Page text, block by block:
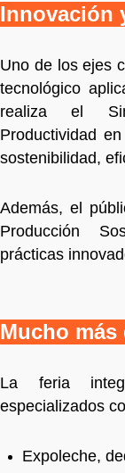
Innovación
Uno de los ejes
tecnológico
realiza el
Productividad
sostenibilidad,
Además, el
Producción
prácticas
Mucho más
La feria
especializados
Expoleche,